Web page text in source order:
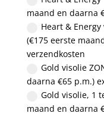
maand en daarna
Heart &
(€175 eerste
verzendkosten
Gold visolie
daarna €65 p.m.)
Gold visolie, 1
maand en daarna